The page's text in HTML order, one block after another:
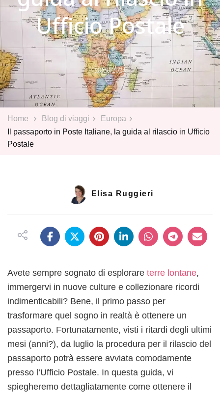
Ufficio Postale
10/06/2024
Home Blog di viaggi
Europa
Il passaporto in Poste Italiane, la guida al rilascio in Ufficio
Postale
Elisa Ruggieri
Avete sempre sognato di esplorare terre lontane,
immergervi in nuove culture e collezionare ricordi
indimenticabili? Bene, il primo passo per
trasformare quel sogno in realtà è ottenere un
passaporto. Fortunatamente, visti i ritardi degli ultimi
mesi (anni?), da luglio la procedura per il rilascio del
passaporto potrà essere avviata comodamente
presso l’Ufficio Postale. In questa guida, vi
spiegheremo dettagliatamente come ottenere il